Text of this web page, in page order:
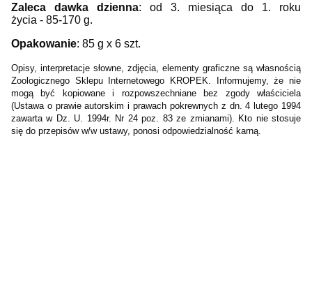
Zaleca dawka dzienna: od 3. miesiąca do 1. roku
życia - 85-170 g.
Opakowanie: 85 g x 6 szt.
Opisy, interpretacje słowne, zdjęcia, elementy graficzne są własnością
Zoologicznego Sklepu Internetowego KROPEK. Informujemy, że nie
mogą być kopiowane i rozpowszechniane bez zgody właściciela
(Ustawa o prawie autorskim i prawach pokrewnych z dn. 4 lutego 1994
zawarta w Dz. U. 1994r. Nr 24 poz. 83 ze zmianami). Kto nie stosuje
się do przepisów w/w ustawy, ponosi odpowiedzialność karną